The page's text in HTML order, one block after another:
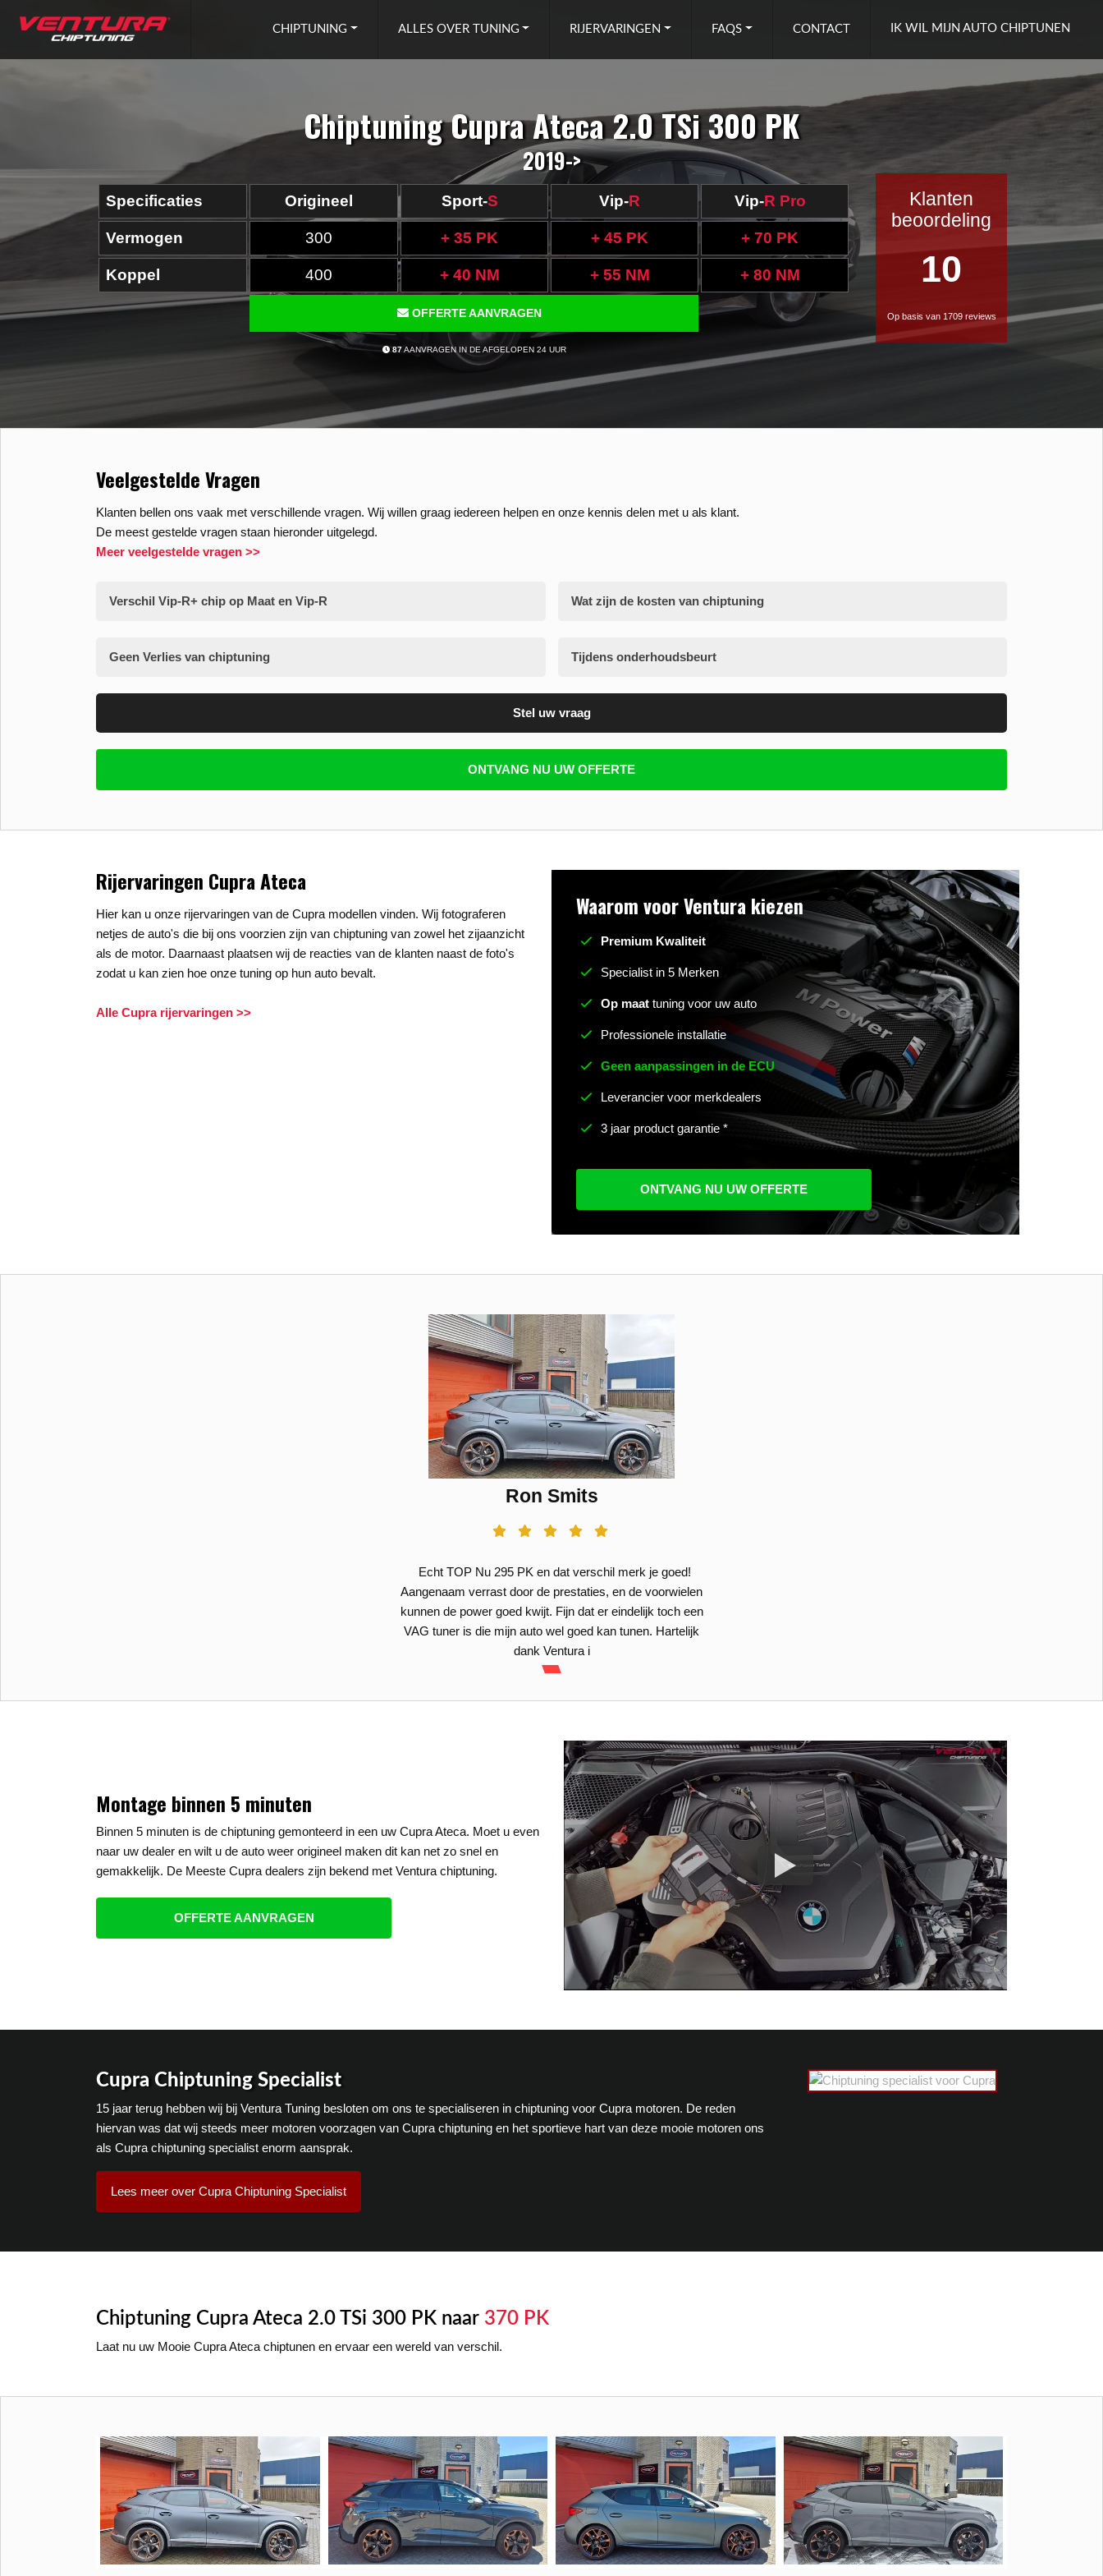
CHIPTUNING ALLES OVER TUNING RIJERVARINGEN FAQS CONTACT IK WIL MIJN AUTO CHIPTUNEN
Chiptuning Cupra Ateca 2.0 TSi 300 PK
2019->
Specificaties Origineel Sport-S Vip-R Vip-R Pro
Vermogen 300 + 35 PK + 45 PK + 70 PK
Koppel 400 + 40 NM + 55 NM + 80 NM
OFFERTE AANVRAGEN
87AANVRAGEN IN DE AFGELOPEN 24 UUR
Klanten
beoordeling
10
Op basis van 1709 reviews
Veelgestelde Vragen
Klanten bellen ons vaak met verschillende vragen. Wij willen graag iedereen helpen en onze kennis delen met u als klant.
De meest gestelde vragen staan hieronder uitgelegd.
Meer veelgestelde vragen >>
Verschil Vip-R+ chip op Maat en Vip-R
Geen Verlies van chiptuning
Wat zijn de kosten van chiptuning
Tijdens onderhoudsbeurt
Stel uw vraag
E-mail*
ONTVANG NU UW OFFERTE
Rijervaringen Cupra Ateca
Hier kan u onze rijervaringen van de Cupra modellen vinden. Wij fotograferen
netjes de auto's die bij ons voorzien zijn van chiptuning van zowel het zijaanzicht
als de motor. Daarnaast plaatsen wij de reacties van de klanten naast de foto's
zodat u kan zien hoe onze tuning op hun auto bevalt.
Alle Cupra rijervaringen >>
Waarom voor Ventura kiezen
Premium Kwaliteit
Specialist in 5 Merken
Op maat tuning voor uw auto
Professionele installatie
Geen aanpassingen in de ECU
Leverancier voor merkdealers
3 jaar product garantie *
ONTVANG NU UW OFFERTE
Ron Smits
Echt TOP Nu 295 PK en dat verschil merk je goed!
Aangenaam verrast door de prestaties, en de voorwielen
kunnen de power goed kwijt. Fijn dat er eindelijk toch een
VAG tuner is die mijn auto wel goed kan tunen. Hartelijk
dank Ventura i
Montage binnen 5 minuten
Binnen 5 minuten is de chiptuning gemonteerd in een uw Cupra Ateca. Moet u even
naar uw dealer en wilt u de auto weer origineel maken dit kan net zo snel en
gemakkelijk. De Meeste Cupra dealers zijn bekend met Ventura chiptuning.
OFFERTE AANVRAGEN
Cupra Chiptuning Specialist
15 jaar terug hebben wij bij Ventura Tuning besloten om ons te specialiseren in chiptuning voor Cupra motoren. De reden
hiervan was dat wij steeds meer motoren voorzagen van Cupra chiptuning en het sportieve hart van deze mooie motoren ons
als Cupra chiptuning specialist enorm aansprak.
Lees meer over Cupra Chiptuning Specialist
Chiptuning Cupra Ateca 2.0 TSi 300 PK naar 370 PK
Laat nu uw Mooie Cupra Ateca chiptunen en ervaar een wereld van verschil.